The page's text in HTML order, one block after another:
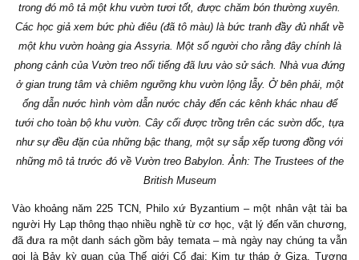
trong đó mô tả một khu vườn tươi tốt, được chăm bón thường xuyên.
Các học giả xem bức phù điêu (đã tô màu) là bức tranh đầy đủ nhất về
một khu vườn hoàng gia Assyria. Một số người cho rằng đây chính là
phong cảnh của Vườn treo nổi tiếng đã lưu vào sử sách. Nhà vua đứng
ở gian trung tâm và chiêm ngưỡng khu vườn lộng lẫy. Ở bên phải, một
ống dẫn nước hình vòm dẫn nước chảy đến các kênh khác nhau để
tưới cho toàn bộ khu vườn. Cây cối được trồng trên các sườn dốc, tựa
như sự đều đặn của những bậc thang, một sự sắp xếp tương đồng với
những mô tả trước đó về Vườn treo Babylon. Ảnh: The Trustees of the
British Museum
Vào khoảng năm 225 TCN, Philo xứ Byzantium – một nhân vật tài ba
người Hy Lạp thông thạo nhiều nghề từ cơ học, vật lý đến văn chương,
đã đưa ra một danh sách gồm bảy temata – mà ngày nay chúng ta vẫn
gọi là Bảy kỳ quan của Thế giới Cổ đại: Kim tự tháp ở Giza, Tượng